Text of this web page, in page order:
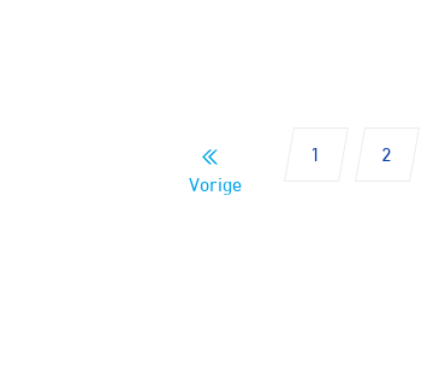
Vorige
1 2